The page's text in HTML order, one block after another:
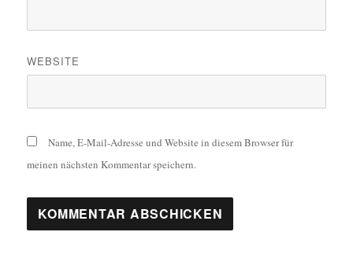
WEBSITE
Name, E-Mail-Adresse und Website in diesem Browser für
meinen nächsten Kommentar speichern.